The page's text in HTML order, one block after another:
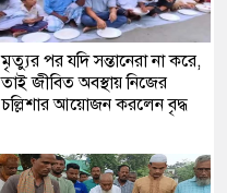
মৃত্যুর পর যদি সন্তানেরা না করে,
তাই জীবিত অবস্থায় নিজের
চল্লিশার আয়োজন করলেন বৃদ্ধ